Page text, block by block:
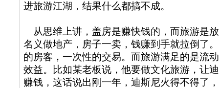
进旅游江湖，结果什么都搞不成。
从思维上讲，盖房是赚快钱的，而旅游是
名义做地产，房子一卖，钱赚到手就拉倒了
的房客，一次性的交易。而旅游满足的是流
效益。比如某老板说，他要做文化旅游，让
赚钱，这话说出刚一年，迪斯尼火得不得了